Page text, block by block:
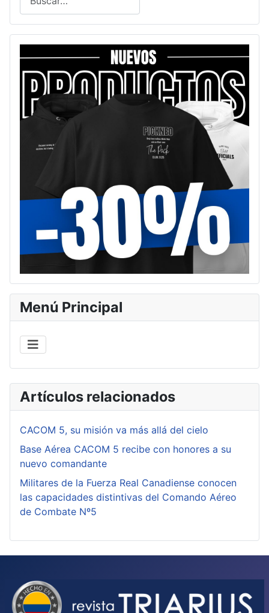
Menú Principal
Artículos relacionados
CACOM 5, su misión va más allá del cielo
Base Aérea CACOM 5 recibe con honores a su
nuevo comandante
Militares de la Fuerza Real Canadiense conocen
las capacidades distintivas del Comando Aéreo
de Combate Nº5